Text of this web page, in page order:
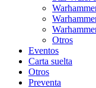
Otros
Eventos
Carta suelta
Otros
Preventa